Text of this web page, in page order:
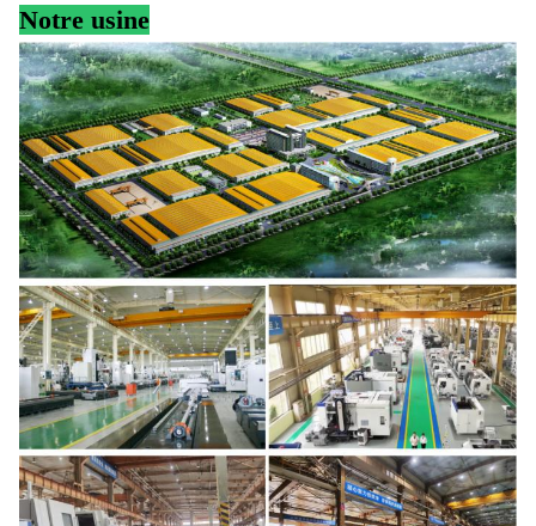
Notre usine